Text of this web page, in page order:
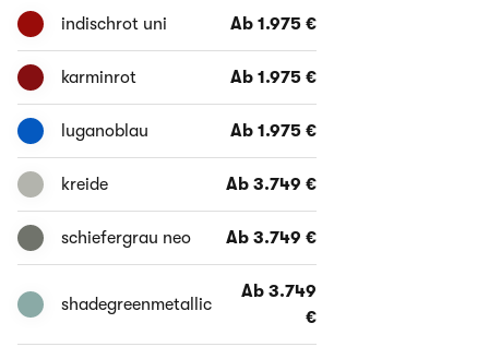
indischrot uni Ab 1.975 €
karminrot Ab 1.975 €
luganoblau Ab 1.975 €
kreide Ab 3.749 €
schiefergrau neo Ab 3.749 €
shadegreenmetallic
Ab 3.749
€